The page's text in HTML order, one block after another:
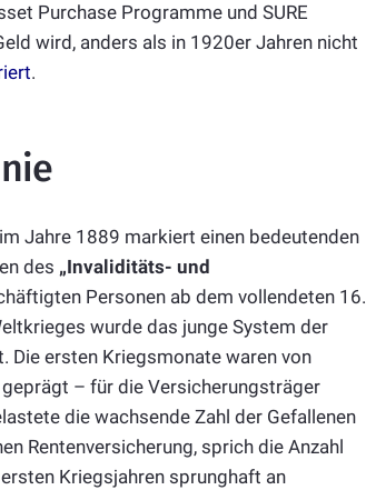
Purchase Programme und SURE
wird, anders als in 1920er Jahren nicht
.
im Jahre 1889 markiert einen bedeutenden
des „Invaliditäts- und
Personen ab dem vollendeten 16.
wurde das junge System der
Die ersten Kriegsmonate waren von
– für die Versicherungsträger
die wachsende Zahl der Gefallenen
Rentenversicherung, sprich die Anzahl
Kriegsjahren sprunghaft an